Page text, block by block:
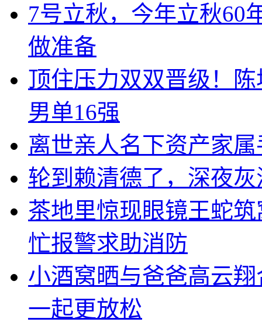
7号立秋，今年立秋60
做准备
顶住压力双双晋级！
男单16强
离世亲人名下资产家
轮到赖清德了，深夜灰
茶地里惊现眼镜王蛇
忙报警求助消防
小酒窝晒与爸爸高云
一起更放松